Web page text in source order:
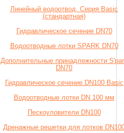
Линейный водоотвод. Серия Basic
(стандартная)
Гидравлическое сечение DN70
Водоотводные лотки SPARK DN70
Дополнительные принадлежности
DN70
Гидравлическое сечение DN100 Basic
Водоотводные лотки DN 100 мм
Пескоуловители DN100
Дренажные решетки для лотков